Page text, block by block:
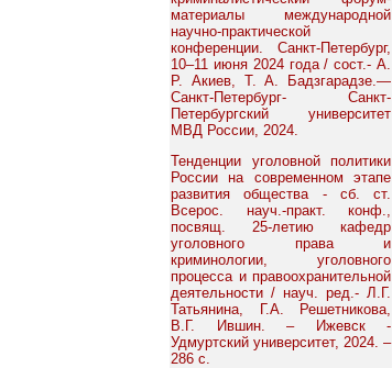
материалы международной
научно-практической
конференции. Санкт-Петербург,
10–11 июня 2024 года / сост.- А.
Р. Акиев, Т. А. Бадзгарадзе.—
Санкт-Петербург- Санкт-
Петербургский университет
МВД России, 2024.
Тенденции уголовной политики
России на современном этапе
развития общества - сб. ст.
Всерос. науч.-практ. конф.,
посвящ. 25-летию кафедр
уголовного права и
криминологии, уголовного
процесса и правоохранительной
деятельности / науч. ред.- Л.Г.
Татьянина, Г.А. Решетникова,
В.Г. Ившин. – Ижевск -
Удмуртский университет, 2024. –
286 с.